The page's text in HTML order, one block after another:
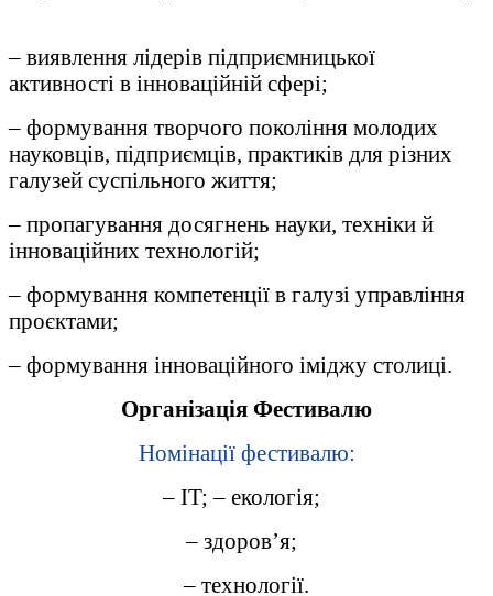
– виявлення лідерів підприємницької
активності в інноваційній сфері;
– формування творчого покоління молодих
науковців, підприємців, практиків для різних
галузей суспільного життя;
– пропагування досягнень науки, техніки й
інноваційних технологій;
– формування компетенції в галузі управління
проєктами;
– формування інноваційного іміджу столиці.
Організація Фестивалю
Номінації фестивалю:
– IT; – екологія;
– здоров’я;
– технології.